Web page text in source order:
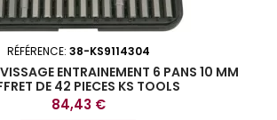
RÉFÉRENCE: 38-KS9114304
ENTRAINEMENT 6 PANS 10 MM
DE 42 PIECES KS TOOLS
Prix
84,43 €